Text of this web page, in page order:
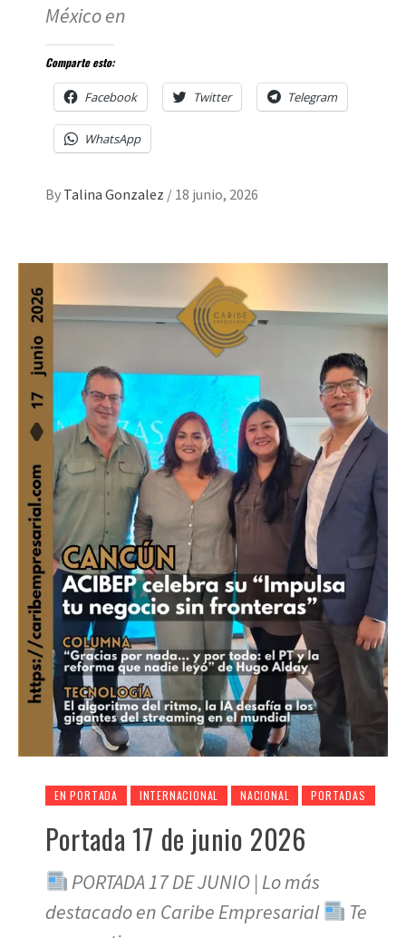
México en
Comparte esto:
Facebook Twitter Telegram
WhatsApp
By Talina Gonzalez / 18 junio, 2026
EN PORTADA INTERNACIONAL NACIONAL PORTADAS
Portada 17 de junio 2026
PORTADA 17 DE JUNIO | Lo más
destacado en Caribe Empresarial
Te